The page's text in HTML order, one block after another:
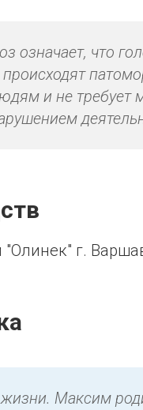
означает, что
и не требует
"Олинек" г.
Максим